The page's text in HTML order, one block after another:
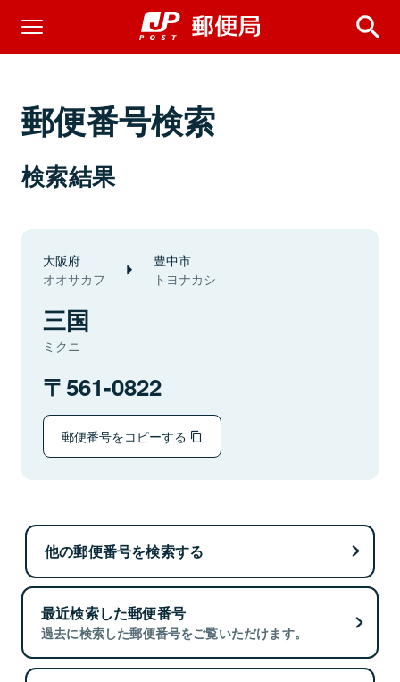
郵便番号検索
検索結果
大阪府
オオサカフ
豊中市
トヨナカシ
三国
ミクニ
561-0822
郵便番号をコピーする
他の郵便番号を検索する
最近検索した郵便番号
過去に検索した郵便番号をご覧いただけます。